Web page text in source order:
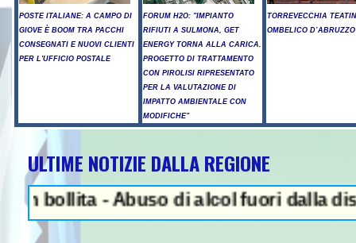
POSTE ITALIANE: A CAMPO DI
GIOVE È BOOM TRA PACCHI
CONSEGNATI E NUOVI CLIENTI
PER L'UFFICIO POSTALE
FORUM H2O: "IMPIANTO
RIFIUTI A SULMONA, GET
ENERGY TORNA ALLA CARICA.
PROGETTO DI TRATTAMENTO
CON PIROLISI RIPRESENTATO
PER LA VALUTAZIONE DI
IMPATTO AMBIENTALE CON
MODIFICHE"
TORREVECCHIA
OMBELICO D’ABRUZZO
ULTIME NOTIZIE DALLA REGIONE
- Abuso di alcol fuori dalla